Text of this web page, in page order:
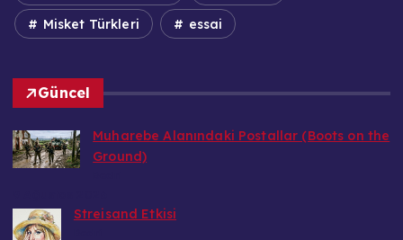
Misket Türkleri essai
Güncel
Muharebe Alanındaki Postallar (Boots on the
Ground)
Streisand Etkisi